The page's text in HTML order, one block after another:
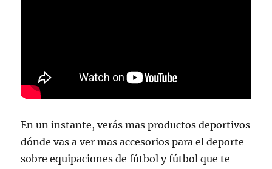
En un instante, verás mas productos deportivos
dónde vas a ver mas accesorios para el deporte
sobre equipaciones de fútbol y fútbol que te